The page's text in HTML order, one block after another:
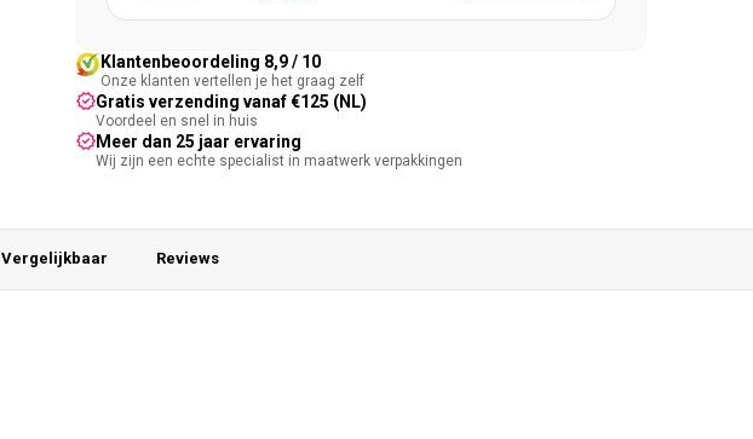
Klantenbeoordeling 8,9 / 10
Onze klanten vertellen je het graag zelf
Gratis verzending vanaf €125 (NL)
Voordeel en snel in huis
Meer dan 25 jaar ervaring
Wij zijn een echte specialist in maatwerk verpakkingen
Vergelijkbaar Reviews